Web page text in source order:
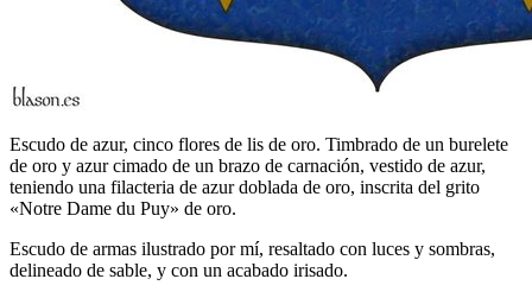
Escudo de azur, cinco flores de lis de oro. Timbrado de un burelete
de oro y azur cimado de un brazo de carnación, vestido de azur,
teniendo una filacteria de azur doblada de oro, inscrita del grito
«Notre Dame du Puy» de oro.
Escudo de armas ilustrado por mí, resaltado con luces y sombras,
delineado de sable, y con un acabado irisado.